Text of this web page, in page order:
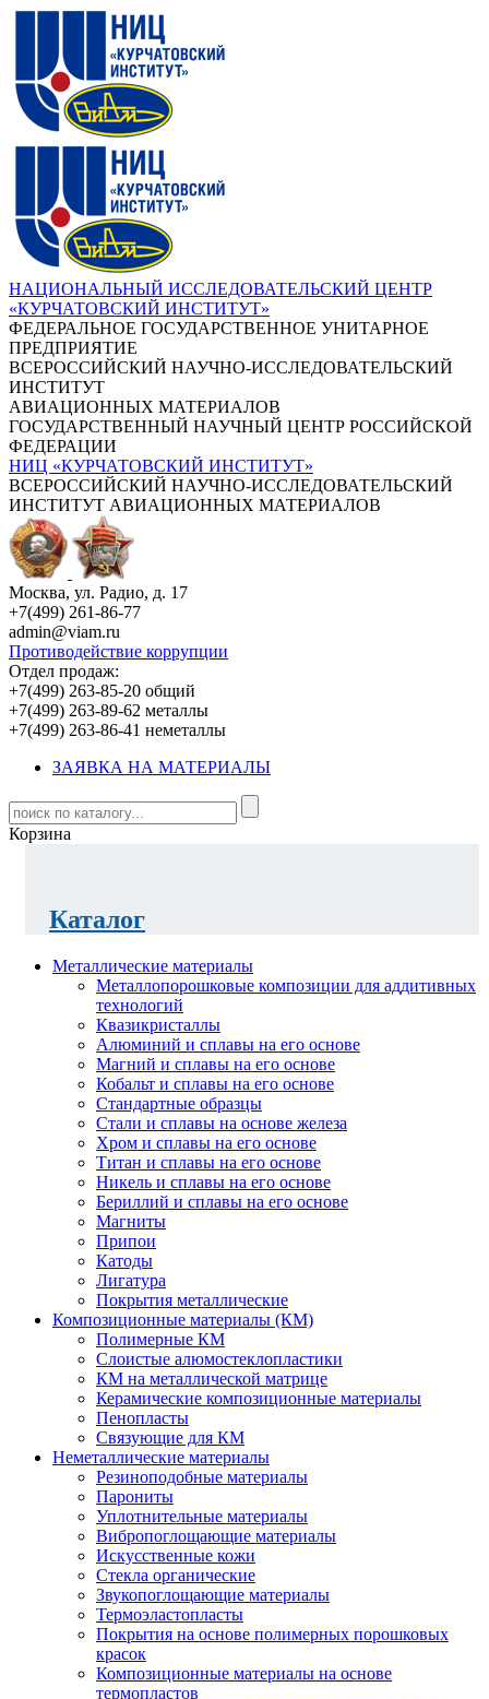
НАЦИОНАЛЬНЫЙ ИССЛЕДОВАТЕЛЬСКИЙ ЦЕНТР
«КУРЧАТОВСКИЙ ИНСТИТУТ»
ФЕДЕРАЛЬНОЕ ГОСУДАРСТВЕННОЕ УНИТАРНОЕ
ПРЕДПРИЯТИЕ
ВСЕРОССИЙСКИЙ НАУЧНО-ИССЛЕДОВАТЕЛЬСКИЙ
ИНСТИТУТ
АВИАЦИОННЫХ МАТЕРИАЛОВ
ГОСУДАРСТВЕННЫЙ НАУЧНЫЙ ЦЕНТР РОССИЙСКОЙ
ФЕДЕРАЦИИ
НИЦ «КУРЧАТОВСКИЙ ИНСТИТУТ»
ВСЕРОССИЙСКИЙ НАУЧНО-ИССЛЕДОВАТЕЛЬСКИЙ
ИНСТИТУТ АВИАЦИОННЫХ МАТЕРИАЛОВ
Москва, ул. Радио, д. 17
+7(499) 261-86-77
admin@viam.ru
Противодействие коррупции
Отдел продаж:
+7(499) 263-85-20 общий
+7(499) 263-89-62 металлы
+7(499) 263-86-41 неметаллы
ЗАЯВКА НА МАТЕРИАЛЫ
Корзина
Каталог
Металлические материалы
Металлопорошковые композиции для аддитивных
технологий
Квазикристаллы
Алюминий и сплавы на его основе
Магний и сплавы на его основе
Кобальт и сплавы на его основе
Стандартные образцы
Стали и сплавы на основе железа
Хром и сплавы на его основе
Титан и сплавы на его основе
Никель и сплавы на его основе
Бериллий и сплавы на его основе
Магниты
Припои
Катоды
Лигатура
Покрытия металлические
Композиционные материалы (КМ)
Полимерные КМ
Слоистые алюмостеклопластики
КМ на металлической матрице
Керамические композиционные материалы
Пенопласты
Связующие для КМ
Неметаллические материалы
Резиноподобные материалы
Парониты
Уплотнительные материалы
Вибропоглощающие материалы
Искусственные кожи
Стекла органические
Звукопоглощающие материалы
Термоэластопласты
Покрытия на основе полимерных порошковых
красок
Композиционные материалы на основе
термопластов